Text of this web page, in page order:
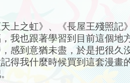
上之虹》、《長屋王殘照記
我也跟著學習到目前這個地
感到意猶未盡，於是把很久
得我什麼時候買到這套漫畫